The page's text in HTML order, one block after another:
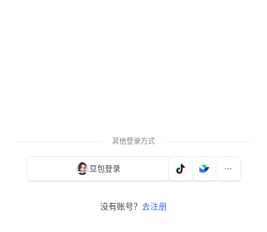
其他登录方式
豆包登录
没有账号？ 去注册